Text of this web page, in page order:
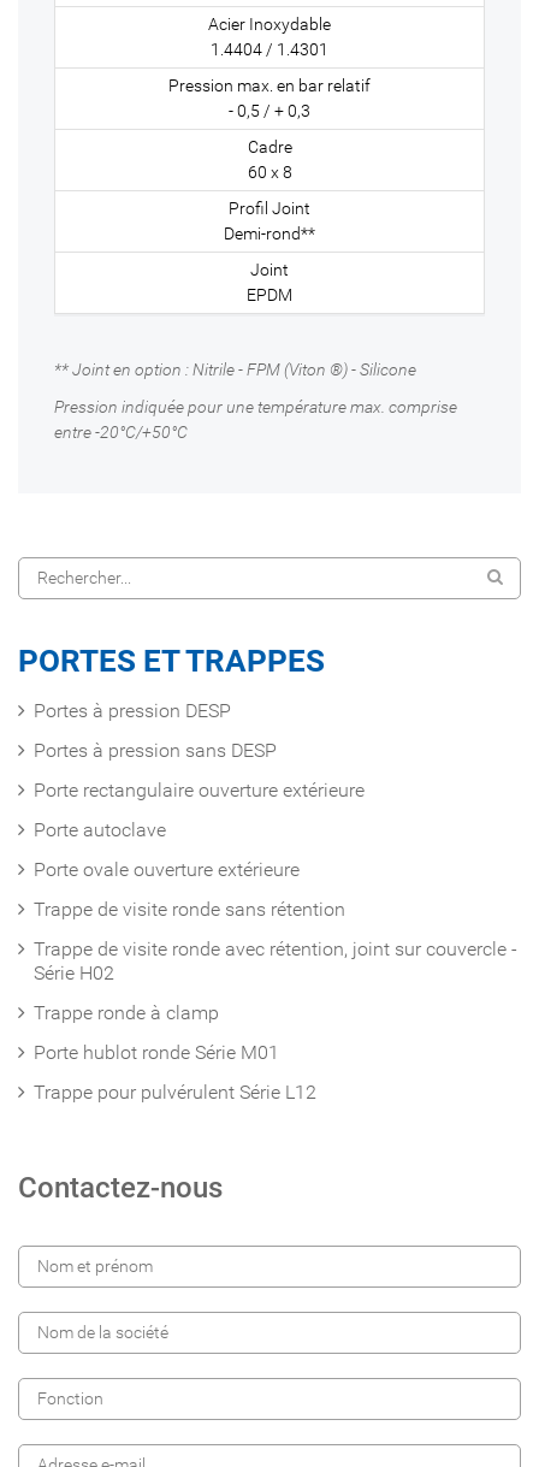
1.4404 / 1.4301
- 0,5 / + 0,3
60 x 8
Demi-rond**
EPDM
** Joint en option : Nitrile - FPM (Viton ®) - Silicone
Pression indiquée pour une température max. comprise
entre -20°C/+50°C
PORTES ET TRAPPES
Portes à pression DESP
Portes à pression sans DESP
Porte rectangulaire ouverture extérieure
Porte autoclave
Porte ovale ouverture extérieure
Trappe de visite ronde sans rétention
Trappe de visite ronde avec rétention, joint sur couvercle -
Série H02
Trappe ronde à clamp
Porte hublot ronde Série M01
Trappe pour pulvérulent Série L12
Contactez-nous